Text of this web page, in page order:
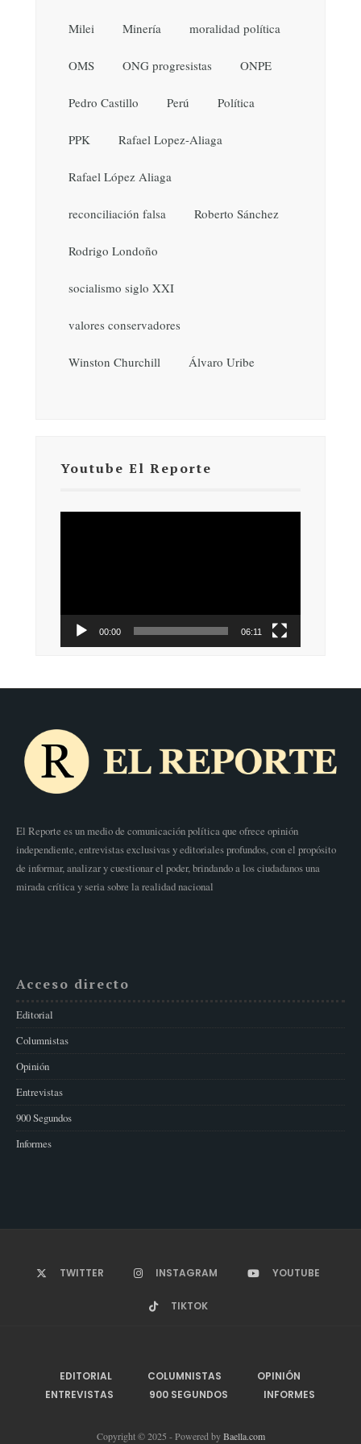
Milei Minería moralidad política
OMS ONG progresistas ONPE
Pedro Castillo Perú Política
PPK Rafael Lopez-Aliaga
Rafael López Aliaga
reconciliación falsa Roberto Sánchez
Rodrigo Londoño
socialismo siglo XXI
valores conservadores
Winston Churchill Álvaro Uribe
Youtube El Reporte
00:00 06:11
El Reporte es un medio de comunicación política que ofrece opinión
independiente, entrevistas exclusivas y editoriales profundos, con el propósito
de informar, analizar y cuestionar el poder, brindando a los ciudadanos una
mirada crítica y seria sobre la realidad nacional
Acceso directo
Editorial
Columnistas
Opinión
Entrevistas
900 Segundos
Informes
TWITTER INSTAGRAM YOUTUBE
TIKTOK
EDITORIAL COLUMNISTAS
OPINIÓN
ENTREVISTAS
900 SEGUNDOS INFORMES
Copyright © 2025 - Powered byBaella.com